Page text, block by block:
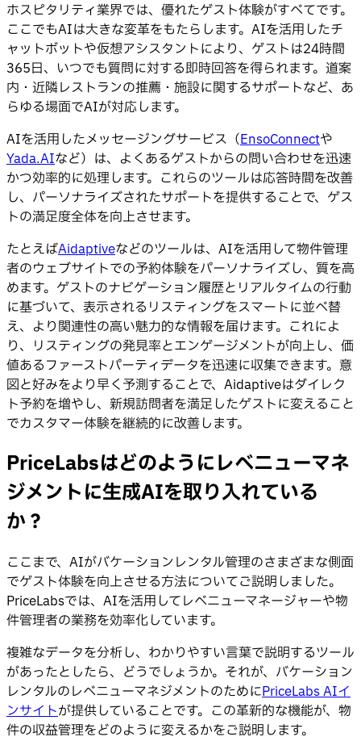
ホスピタリティ業界では、優れたゲスト体験がすべてです。
ここでもAIは大きな変革をもたらします。AIを活用したチ
ャットボットや仮想アシスタントにより、ゲストは24時間
365日、いつでも質問に対する即時回答を得られます。道案
内・近隣レストランの推薦・施設に関するサポートなど、あ
らゆる場面でAIが対応します。
AIを活用したメッセージングサービス（EnsoConnectや
Yada.AIなど）は、よくあるゲストからの問い合わせを迅速
かつ効率的に処理します。これらのツールは応答時間を改善
し、パーソナライズされたサポートを提供することで、ゲス
トの満足度全体を向上させます。
たとえばAidaptiveなどのツールは、AIを活用して物件管理
者のウェブサイトでの予約体験をパーソナライズし、質を高
めます。ゲストのナビゲーション履歴とリアルタイムの行動
に基づいて、表示されるリスティングをスマートに並べ替
え、より関連性の高い魅力的な情報を届けます。これによ
り、リスティングの発見率とエンゲージメントが向上し、価
値あるファーストパーティデータを迅速に収集できます。意
図と好みをより早く予測することで、Aidaptiveはダイレク
ト予約を増やし、新規訪問者を満足したゲストに変えること
でカスタマー体験を継続的に改善します。
PriceLabsはどのようにレベニューマネ
ジメントに生成AIを取り入れている
か？
ここまで、AIがバケーションレンタル管理のさまざまな側面
でゲスト体験を向上させる方法についてご説明しました。
PriceLabsでは、AIを活用してレベニューマネージャーや物
件管理者の業務を効率化しています。
複雑なデータを分析し、わかりやすい言葉で説明するツール
があったとしたら、どうでしょうか。それが、バケーション
レンタルのレベニューマネジメントのためにPriceLabs AIイ
ンサイトが提供していることです。この革新的な機能が、物
件の収益管理をどのように変えるかをご説明します。